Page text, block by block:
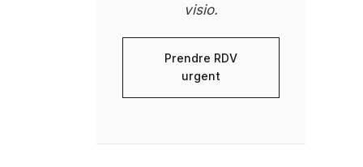
visio.
Prendre RDV
urgent